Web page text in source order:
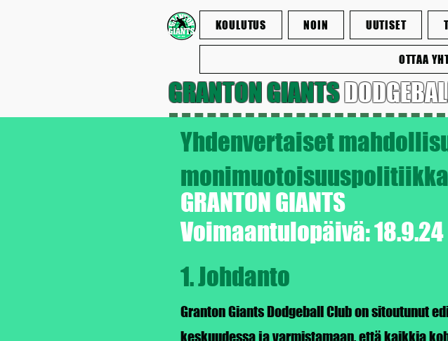
KOULUTUS NOIN UUTISET
OTTAA
GRANTON GIANTS
Yhdenvertaiset
monimuotoisuuspolitiikka
GRANTON GIANTS
Voimaantulopäivä: 18.9.24
1. Johdanto
Granton Giants Dodgeball Club on sitoutunut
keskuudessa ja varmistamaan, että kaikkia